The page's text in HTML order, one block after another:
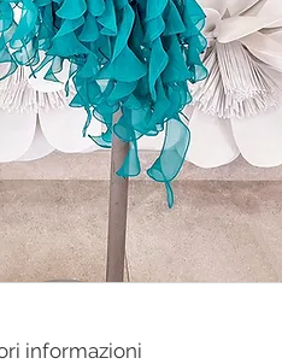
informazioni